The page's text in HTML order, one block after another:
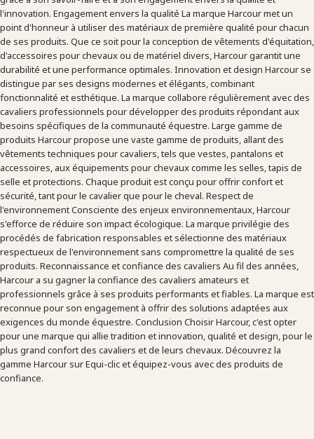
l'innovation. Engagement envers la qualité La marque Harcour met un
point d'honneur à utiliser des matériaux de première qualité pour chacun
de ses produits. Que ce soit pour la conception de vêtements d'équitation,
d'accessoires pour chevaux ou de matériel divers, Harcour garantit une
durabilité et une performance optimales. Innovation et design Harcour se
distingue par ses designs modernes et élégants, combinant
fonctionnalité et esthétique. La marque collabore régulièrement avec des
cavaliers professionnels pour développer des produits répondant aux
besoins spécifiques de la communauté équestre. Large gamme de
produits Harcour propose une vaste gamme de produits, allant des
vêtements techniques pour cavaliers, tels que vestes, pantalons et
accessoires, aux équipements pour chevaux comme les selles, tapis de
selle et protections. Chaque produit est conçu pour offrir confort et
sécurité, tant pour le cavalier que pour le cheval. Respect de
l'environnement Consciente des enjeux environnementaux, Harcour
s'efforce de réduire son impact écologique. La marque privilégie des
procédés de fabrication responsables et sélectionne des matériaux
respectueux de l'environnement sans compromettre la qualité de ses
produits. Reconnaissance et confiance des cavaliers Au fil des années,
Harcour a su gagner la confiance des cavaliers amateurs et
professionnels grâce à ses produits performants et fiables. La marque est
reconnue pour son engagement à offrir des solutions adaptées aux
exigences du monde équestre. Conclusion Choisir Harcour, c'est opter
pour une marque qui allie tradition et innovation, qualité et design, pour le
plus grand confort des cavaliers et de leurs chevaux. Découvrez la
gamme Harcour sur Equi-clic et équipez-vous avec des produits de
confiance.